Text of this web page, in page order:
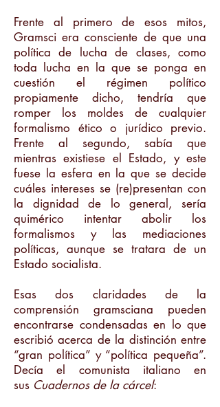
Frente al primero de esos mitos,
Gramsci era consciente de que una
política de lucha de clases, como
toda lucha en la que se ponga en
cuestión el régimen político
propiamente dicho, tendría que
romper los moldes de cualquier
formalismo ético o jurídico previo.
Frente al segundo, sabía que
mientras existiese el Estado, y este
fuese la esfera en la que se decide
cuáles intereses se (re)presentan con
la dignidad de lo general, sería
quimérico intentar abolir los
formalismos y las mediaciones
políticas, aunque se tratara de un
Estado socialista.
Esas dos claridades de la
comprensión gramsciana pueden
encontrarse condensadas en lo que
escribió acerca de la distinción entre
“gran política” y “política pequeña”.
Decía el comunista italiano en
sus Cuadernos de la cárcel: